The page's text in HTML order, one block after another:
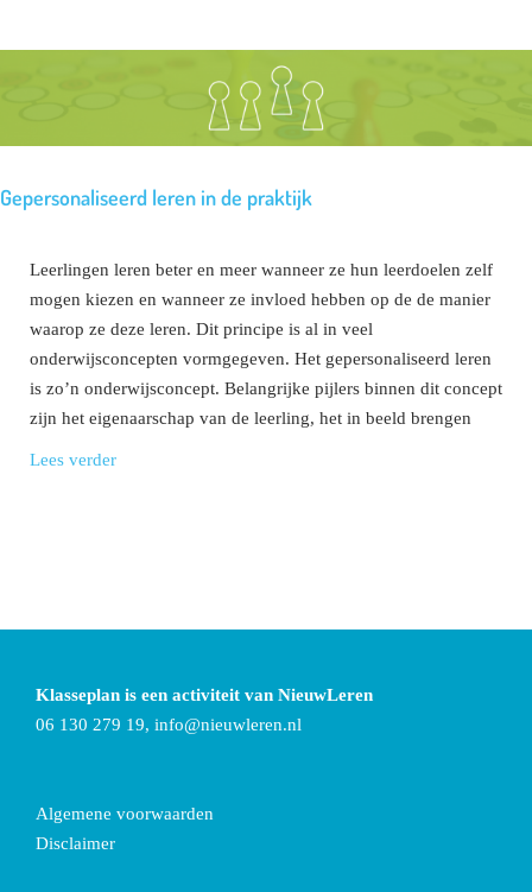
Gepersonaliseerd leren in de praktijk
Leerlingen leren beter en meer wanneer ze hun leerdoelen zelf
mogen kiezen en wanneer ze invloed hebben op de de manier
waarop ze deze leren. Dit principe is al in veel
onderwijsconcepten vormgegeven. Het gepersonaliseerd leren
is zo’n onderwijsconcept. Belangrijke pijlers binnen dit concept
zijn het eigenaarschap van de leerling, het in beeld brengen
Lees verder
Klasseplan is een activiteit van NieuwLeren
06 130 279 19, info@nieuwleren.nl
Algemene voorwaarden
Disclaimer